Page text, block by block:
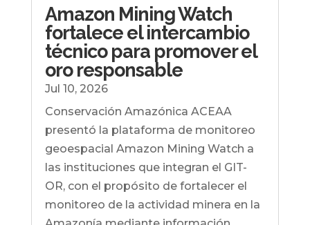
Amazon Mining Watch
fortalece el intercambio
técnico para promover el
oro responsable
Jul 10, 2026
Conservación Amazónica ACEAA
presentó la plataforma de monitoreo
geoespacial Amazon Mining Watch a
las instituciones que integran el GIT-
OR, con el propósito de fortalecer el
monitoreo de la actividad minera en la